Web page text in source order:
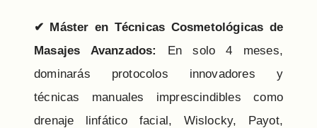
✔ Máster en Técnicas Cosmetológicas de
Masajes Avanzados:
En solo 4 meses,
dominarás protocolos innovadores y
técnicas manuales imprescindibles como
drenaje linfático facial, Wislocky, Payot,